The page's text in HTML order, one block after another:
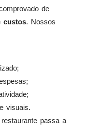
de
custos. Nossos
visuais.
passa a